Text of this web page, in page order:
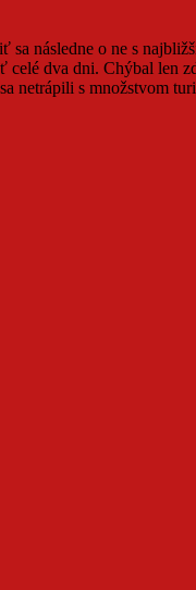
následne o ne s
celé dva dni. Chýbal len
netrápili s množstvom